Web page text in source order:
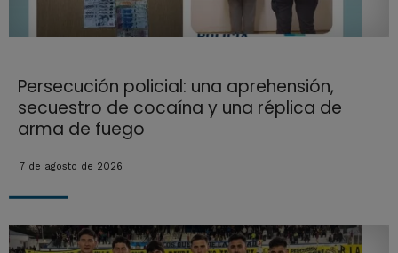
Persecución policial: una aprehensión,
secuestro de cocaína y una réplica de
arma de fuego
7 de agosto de 2026